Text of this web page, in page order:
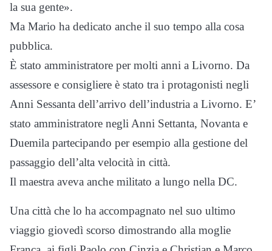
la sua gente».
Ma Mario ha dedicato anche il suo tempo alla cosa
pubblica.
È stato amministratore per molti anni a Livorno. Da
assessore e consigliere è stato tra i protagonisti negli
Anni Sessanta dell’arrivo dell’industria a Livorno. E’
stato amministratore negli Anni Settanta, Novanta e
Duemila partecipando per esempio alla gestione del
passaggio dell’alta velocità in città.
Il maestra aveva anche militato a lungo nella DC.
Una città che lo ha accompagnato nel suo ultimo
viaggio giovedì scorso dimostrando alla moglie